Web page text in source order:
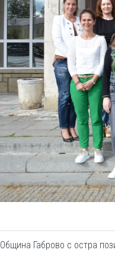
Община Габрово с остра